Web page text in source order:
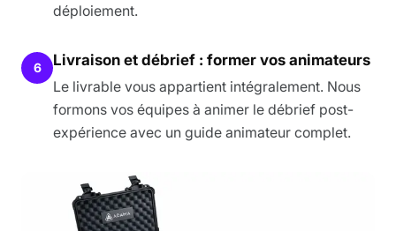
déploiement.
6
Livraison et débrief : former vos animateurs
Le livrable vous appartient intégralement. Nous
formons vos équipes à animer le débrief post-
expérience avec un guide animateur complet.